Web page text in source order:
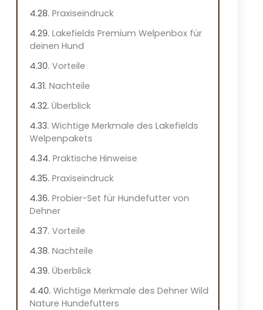
Praxiseindruck
Lakefields Premium Welpenbox für
deinen Hund
Vorteile
Nachteile
Überblick
Wichtige Merkmale des Lakefields
Welpenpakets
Praktische Hinweise
Praxiseindruck
Probier-Set für Hundefutter von
Dehner
Vorteile
Nachteile
Überblick
Wichtige Merkmale des Dehner Wild
Nature Hundefutters